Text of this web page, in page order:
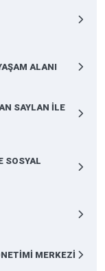
ALANI
SAYLAN İLE
SOSYAL
MERKEZİ